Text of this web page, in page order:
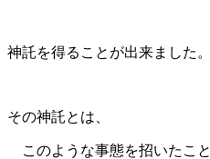
神託を得ることが出来ました。
その神託とは、
このような事態を招いたこと